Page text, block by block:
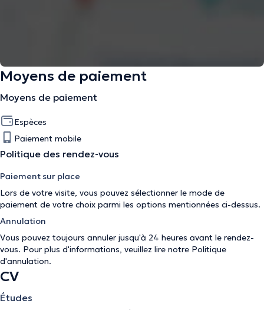
Moyens de paiement
Moyens de paiement
Espèces
Paiement mobile
Politique des rendez-vous
Paiement sur place
Lors de votre visite, vous pouvez sélectionner le mode de
paiement de votre choix parmi les options mentionnées ci-dessus.
Annulation
Vous pouvez toujours annuler jusqu'à 24 heures avant le rendez-
vous. Pour plus d'informations, veuillez lire notre Politique
d'annulation.
CV
Études